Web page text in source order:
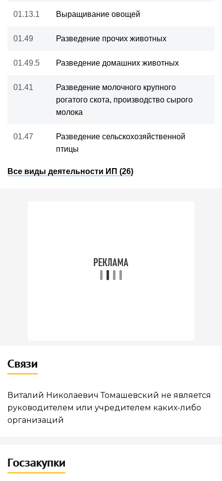
01.13.1 Выращивание овощей
01.49 Разведение прочих животных
01.49.5 Разведение домашних животных
01.41
Разведение молочного крупного
рогатого скота, производство сырого
молока
01.47
Разведение сельскохозяйственной
птицы
Все виды деятельности ИП (26)
Связи
Виталий Николаевич Томашевский не является
руководителем или учредителем каких-либо
организаций
Госзакупки